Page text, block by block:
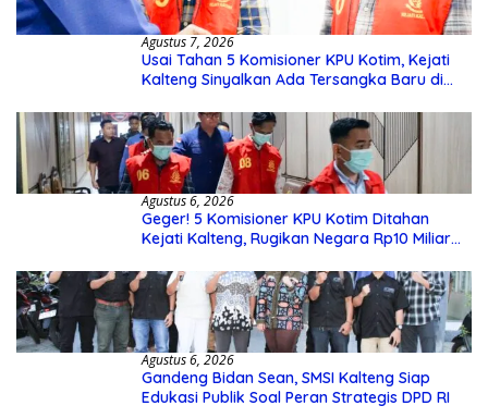
Agustus 7, 2026
Usai Tahan 5 Komisioner KPU Kotim, Kejati
Kalteng Sinyalkan Ada Tersangka Baru di
Agustus 6, 2026
Geger! 5 Komisioner KPU Kotim Ditahan
Kejati Kalteng, Rugikan Negara Rp10 Miliar
Agustus 6, 2026
Gandeng Bidan Sean, SMSI Kalteng Siap
Edukasi Publik Soal Peran Strategis DPD RI